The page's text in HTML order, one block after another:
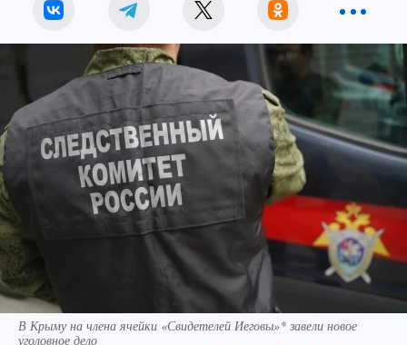
В Крыму на члена ячейки «Свидетелей Иеговы»* завели новое
уголовное дело